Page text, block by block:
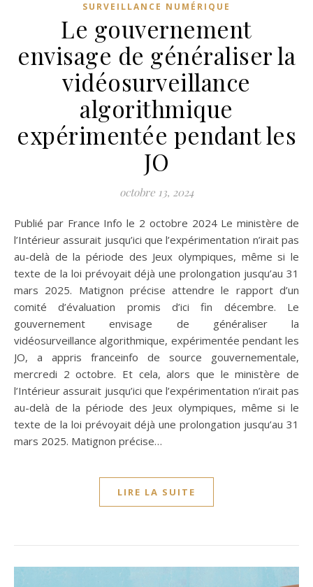
SURVEILLANCE NUMÉRIQUE
Le gouvernement
envisage de généraliser la
vidéosurveillance
algorithmique
expérimentée pendant les
JO
octobre 13, 2024
Publié par France Info le 2 octobre 2024 Le ministère de
l’Intérieur assurait jusqu’ici que l’expérimentation n’irait pas
au-delà de la période des Jeux olympiques, même si le
texte de la loi prévoyait déjà une prolongation jusqu’au 31
mars 2025. Matignon précise attendre le rapport d’un
comité d’évaluation promis d’ici fin décembre. Le
gouvernement envisage de généraliser la
vidéosurveillance algorithmique, expérimentée pendant les
JO, a appris franceinfo de source gouvernementale,
mercredi 2 octobre. Et cela, alors que le ministère de
l’Intérieur assurait jusqu’ici que l’expérimentation n’irait pas
au-delà de la période des Jeux olympiques, même si le
texte de la loi prévoyait déjà une prolongation jusqu’au 31
mars 2025. Matignon précise…
LIRE LA SUITE